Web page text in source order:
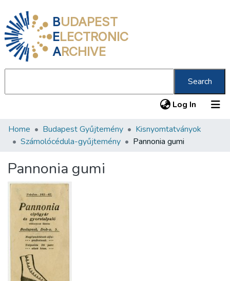
BUDAPEST
ELECTRONIC
ARCHIVE
Search
Log In (current)
Communities & Collections
Statistics
About us
Home Budapest Gyűjtemény
Kisnyomtatványok
Számolócédula-gyűjtemény
Pannonia gumi
Pannonia gumi